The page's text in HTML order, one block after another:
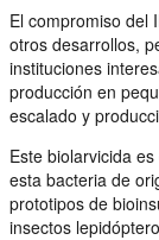
El compromiso del
otros desarrollos,
instituciones
producción en
escalado y
Este biolarvicida
esta bacteria de
prototipos de
insectos